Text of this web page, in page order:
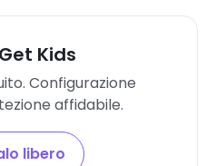
Kids
Configurazione
affidabile.
libero